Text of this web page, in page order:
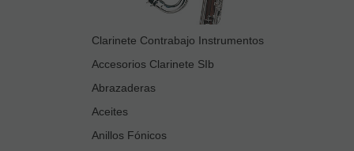
Clarinete Contrabajo Instrumentos
Accesorios Clarinete SIb
Abrazaderas
Aceites
Anillos Fónicos